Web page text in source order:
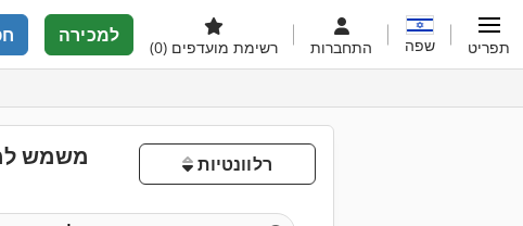
למכירה
רשימת מועדפים (0) התחברות שפה תפריט
משמש רלוונטיות